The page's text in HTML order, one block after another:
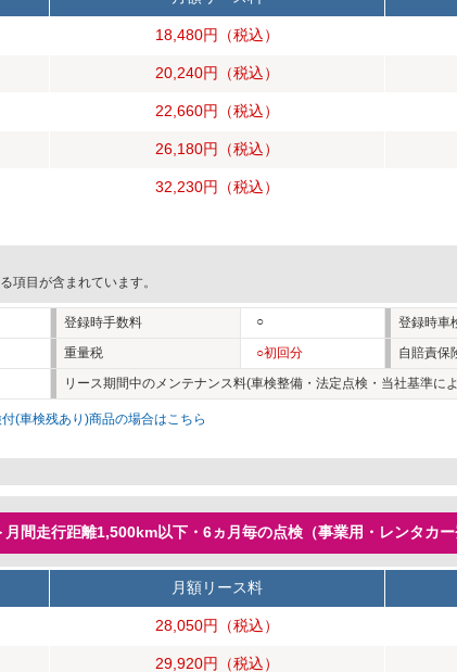
18,480円 （税込）
20,240円 （税込）
22,660円 （税込）
26,180円 （税込）
32,230円 （税込）
項目が含まれています。
登録時手数料 ○ 登録時車
重量税 ○初回分 自賠責保
リース期間中のメンテナンス料(車検整備・法定点検・当社基準に
(車検残あり)商品の場合はこちら
走行距離1,500km以下・6ヵ月毎の点検（事業用・レンタカー
月額リース料
28,050円 （税込）
29,920円 （税込）